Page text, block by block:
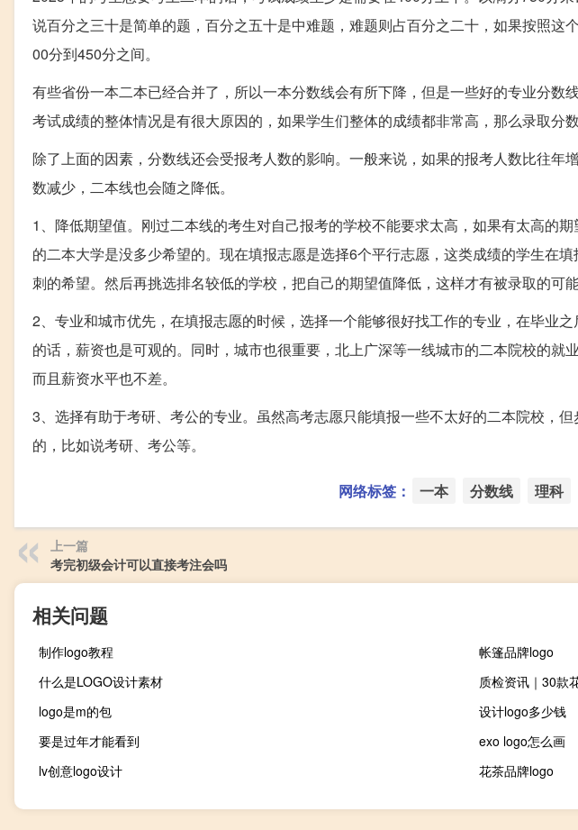
说百分之三十是简单的题，百分之五十是中难题，难题则占百分之二十，如果按照这
00分到450分之间。
有些省份一本二本已经合并了，所以一本分数线会有所下降，但是一些好的专业分数
考试成绩的整体情况是有很大原因的，如果学生们整体的成绩都非常高，那么录取分
除了上面的因素，分数线还会受报考人数的影响。一般来说，如果的报考人数比往年
数减少，二本线也会随之降低。
1、降低期望值。刚过二本线的考生对自己报考的学校不能要求太高，如果有太高的
的二本大学是没多少希望的。现在填报志愿是选择6个平行志愿，这类成绩的学生在
刺的希望。然后再挑选排名较低的学校，把自己的期望值降低，这样才有被录取的可能
2、专业和城市优先，在填报志愿的时候，选择一个能够很好找工作的专业，在毕业
的话，薪资也是可观的。同时，城市也很重要，北上广深等一线城市的二本院校的就
而且薪资水平也不差。
3、选择有助于考研、考公的专业。虽然高考志愿只能填报一些不太好的二本院校，
的，比如说考研、考公等。
网络标签： 一本 分数线 理科
上一篇
考完初级会计可以直接考注会吗
相关问题
制作logo教程
帐篷品牌logo
什么是LOGO设计素材
质检资讯｜30款
logo是m的包
设计logo多少钱
要是过年才能看到
exo logo怎么画
lv创意logo设计
花茶品牌logo